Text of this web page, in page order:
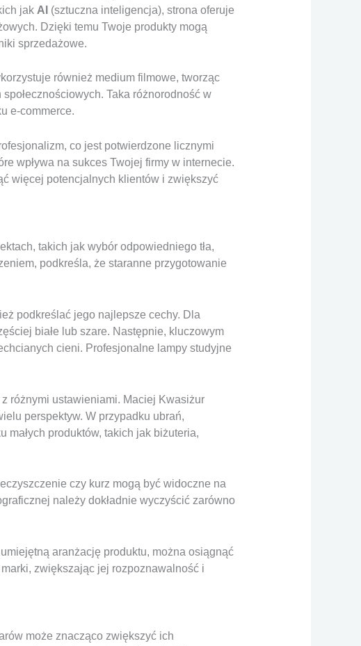
jak AI (sztuczna inteligencja), strona oferuje
Dzięki temu Twoje produkty mogą
sprzedażowe.
również medium filmowe, tworząc
Taka różnorodność w
e-commerce.
co jest potwierdzone licznymi
wpływa na sukces Twojej firmy w internecie.
więcej potencjalnych klientów i zwiększyć
takich jak wybór odpowiedniego tła,
podkreśla, że staranne przygotowanie
podkreślać jego najlepsze cechy. Dla
białe lub szare. Następnie, kluczowym
cieni. Profesjonalne lampy studyjne
różnymi ustawieniami. Maciej Kwasiżur
perspektyw. W przypadku ubrań,
produktów, takich jak biżuteria,
czy kurz mogą być widoczne na
należy dokładnie wyczyścić zarówno
aranżację produktu, można osiągnąć
zwiększając jej rozpoznawalność i
może znacząco zwiększyć ich